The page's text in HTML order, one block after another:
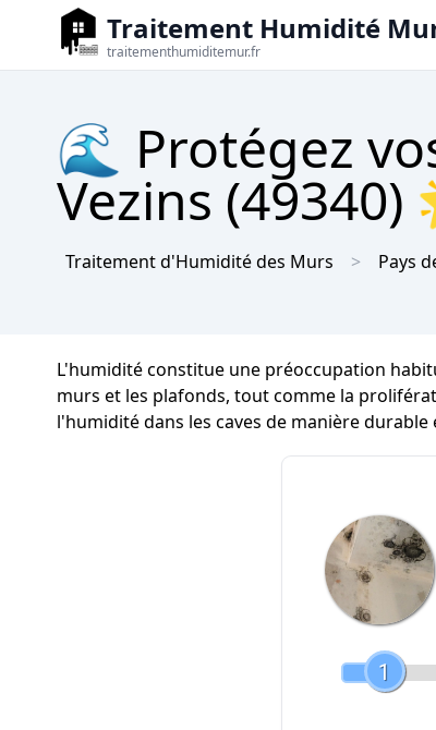
Traitement Humidité
traitementhumiditemur.fr
🌊 Protégez
Vezins
Traitement d'Humidité des Murs Pays
L'humidité constitue une préoccupation
murs et les plafonds, tout comme la
l'humidité dans les caves de manière
1